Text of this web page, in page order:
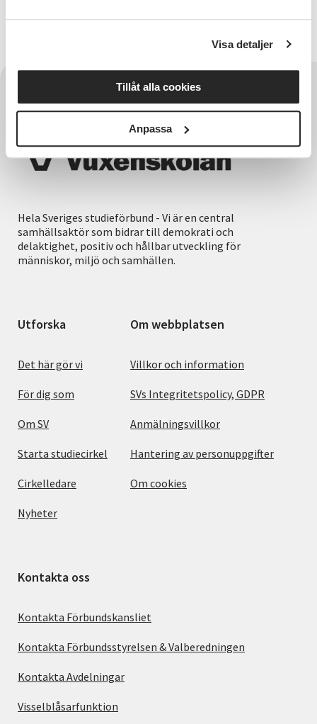
Visa detaljer
Tillåt alla cookies
Anpassa
Kontakta oss
Hela Sveriges studieförbund - Vi är en central
samhällsaktör som bidrar till demokrati och
delaktighet, positiv och hållbar utveckling för
människor, miljö och samhällen.
Utforska
Det här gör vi
För dig som
Om SV
Starta studiecirkel
Cirkelledare
Nyheter
Om webbplatsen
Villkor och information
SVs Integritetspolicy, GDPR
Anmälningsvillkor
Hantering av personuppgifter
Om cookies
Kontakta oss
Kontakta Förbundskansliet
Kontakta Förbundsstyrelsen & Valberedningen
Kontakta Avdelningar
Visselblåsarfunktion